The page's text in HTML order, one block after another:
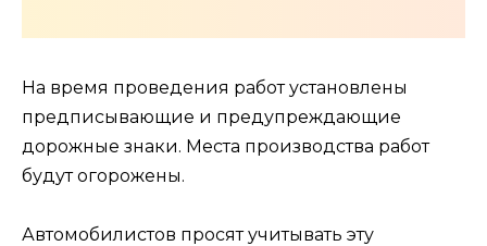
На время проведения работ установлены
предписывающие и предупреждающие
дорожные знаки. Места производства работ
будут огорожены.
Автомобилистов просят учитывать эту